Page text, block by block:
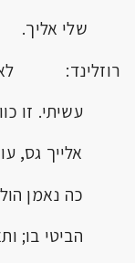
שלי אליך.
רוזלינד: לא
עשיתי. זו
אלייך גס,
כה נאמן
הביטי בו;